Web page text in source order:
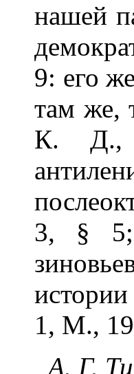
нашей
9: его
там же,
К. Д.,
3, § 5;
1, М.,
А. Г.